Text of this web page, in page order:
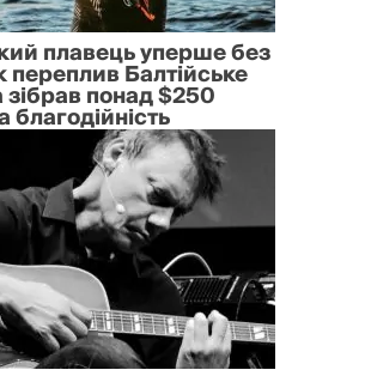
плавець уперше без
переплив Балтійське
понад $250
благодійність